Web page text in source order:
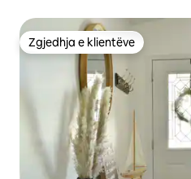
Zgjedhja e klientëve
Zgjedhja e klientëve